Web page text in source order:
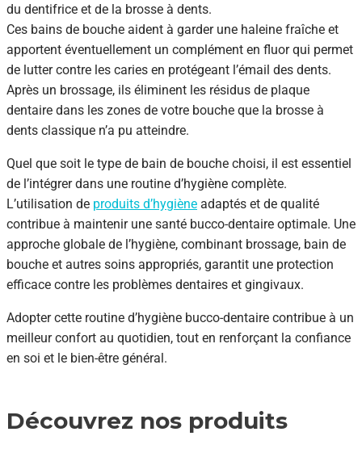
du dentifrice et de la brosse à dents.
Ces bains de bouche aident à garder une haleine fraîche et
apportent éventuellement un complément en fluor qui permet
de lutter contre les caries en protégeant l’émail des dents.
Après un brossage, ils éliminent les résidus de plaque
dentaire dans les zones de votre bouche que la brosse à
dents classique n’a pu atteindre.
Quel que soit le type de bain de bouche choisi, il est essentiel
de l’intégrer dans une routine d’hygiène complète.
L’utilisation de produits d’hygiène adaptés et de qualité
contribue à maintenir une santé bucco-dentaire optimale. Une
approche globale de l’hygiène, combinant brossage, bain de
bouche et autres soins appropriés, garantit une protection
efficace contre les problèmes dentaires et gingivaux.
Adopter cette routine d’hygiène bucco-dentaire contribue à un
meilleur confort au quotidien, tout en renforçant la confiance
en soi et le bien-être général.
Découvrez nos produits